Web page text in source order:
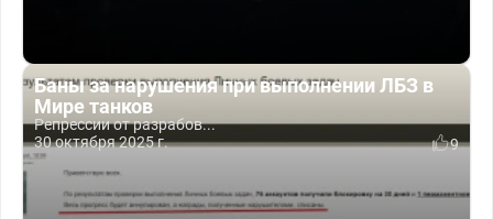
Баны за нарушения при выполнении ЛБЗ в
Мире танков
Репрессии от разрабов...
30 октября 2025 г.
9